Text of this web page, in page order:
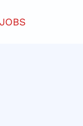
JOBS